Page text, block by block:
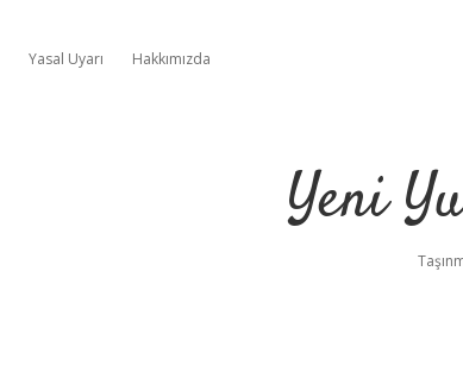
Yasal Uyarı Hakkımızda
Yeni